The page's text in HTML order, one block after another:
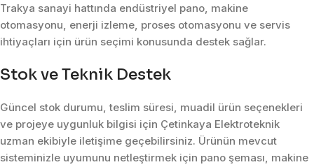
Trakya sanayi hattında endüstriyel pano, makine
otomasyonu, enerji izleme, proses otomasyonu ve servis
ihtiyaçları için ürün seçimi konusunda destek sağlar.
Stok ve Teknik Destek
Güncel stok durumu, teslim süresi, muadil ürün seçenekleri
ve projeye uygunluk bilgisi için Çetinkaya Elektroteknik
uzman ekibiyle iletişime geçebilirsiniz. Ürünün mevcut
sisteminizle uyumunu netleştirmek için pano şeması, makine